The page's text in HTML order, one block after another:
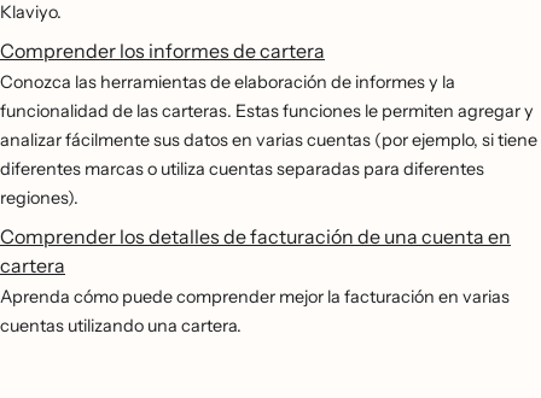
Klaviyo.
Comprender los informes de cartera
Conozca las herramientas de elaboración de informes y la
funcionalidad de las carteras. Estas funciones le permiten agregar y
analizar fácilmente sus datos en varias cuentas (por ejemplo, si tiene
diferentes marcas o utiliza cuentas separadas para diferentes
regiones).
Comprender los detalles de facturación de una cuenta en
cartera
Aprenda cómo puede comprender mejor la facturación en varias
cuentas utilizando una cartera.